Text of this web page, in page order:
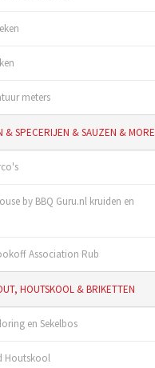
meters
& SPECERIJEN & SAUZEN & MORE
by BBQ Guru.nl kruiden en
Association Rub
HOUTSKOOL & BRIKETTEN
en Sekelbos
Houtskool